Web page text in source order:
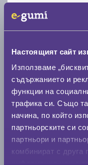
Настоящият сайт
Използваме
съдържанието и
функции на
трафика си. Също
начина, по който
партньорските си
партньори и
комбинират с друга